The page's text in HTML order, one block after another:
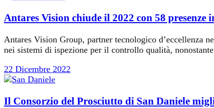
Antares Vision chiude il 2022 con 58 presenze
Antares Vision Group, partner tecnologico d’eccellenza
nei sistemi di ispezione per il controllo qualità,
22 Dicembre 2022
Il Consorzio del Prosciutto di San Daniele